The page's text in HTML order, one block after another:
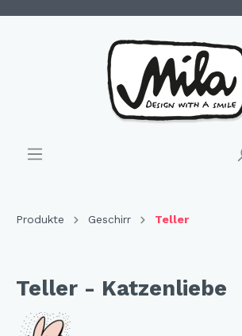
Produkte Geschirr Teller
Teller - Katzenliebe